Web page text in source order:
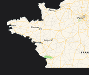
- - Carte Nationale
- - Passeport
- - Certification
- Élections